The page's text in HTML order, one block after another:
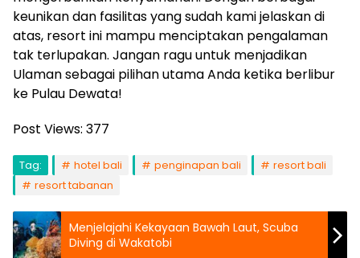
keunikan dan fasilitas yang sudah kami jelaskan di
atas, resort ini mampu menciptakan pengalaman
tak terlupakan. Jangan ragu untuk menjadikan
Ulaman sebagai pilihan utama Anda ketika berlibur
ke Pulau Dewata!
Post Views: 377
Tag: hotel bali penginapan bali
resort bali
resort tabanan
Menjelajahi Kekayaan Bawah Laut, Scuba
Diving di Wakatobi